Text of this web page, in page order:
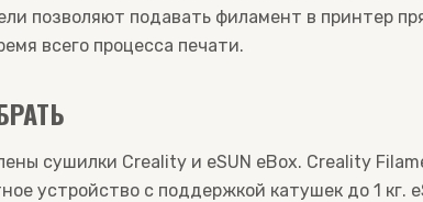
позволяют подавать филамент в принтер
всего процесса печати.
сушилки Creality и eSUN eBox. Creality
устройство с поддержкой катушек до 1 кг.